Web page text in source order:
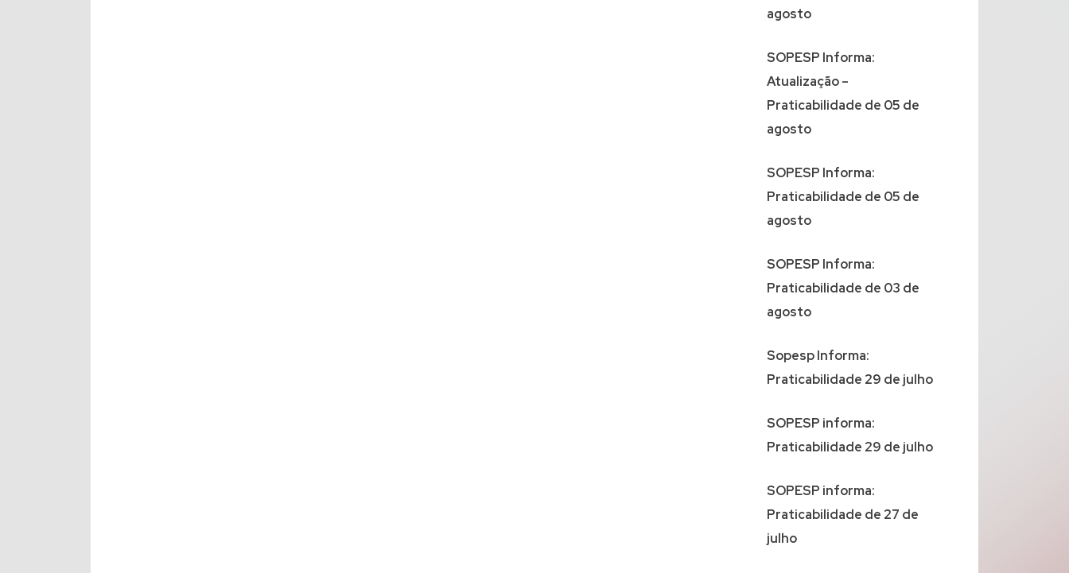
agosto
SOPESP Informa:
Atualização –
Praticabilidade de 05 de
agosto
SOPESP Informa:
Praticabilidade de 05 de
agosto
SOPESP Informa:
Praticabilidade de 03 de
agosto
Sopesp Informa:
Praticabilidade 29 de julho
SOPESP informa:
Praticabilidade 29 de julho
SOPESP informa:
Praticabilidade de 27 de
julho